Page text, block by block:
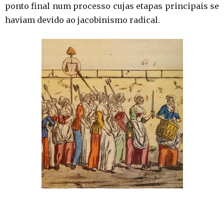
ponto final num processo cujas etapas principais se
haviam devido ao jacobinismo radical.